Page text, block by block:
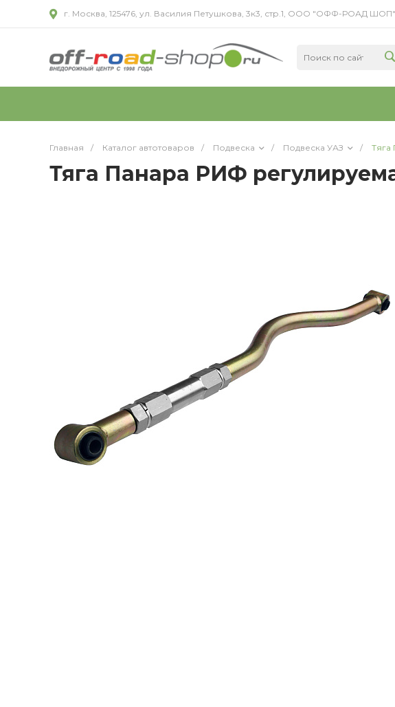
г. Москва, 125476, ул. Василия Петушкова, 3к3, стр.1, ООО "ОФФ-РОАД ШОП",
Главная / Каталог автотоваров / Подвеска / Подвеска УАЗ / Тяга
Тяга Панара РИФ